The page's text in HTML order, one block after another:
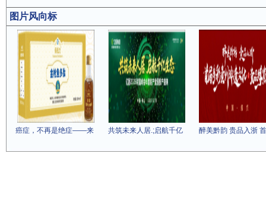
图片风向标
癌症，不再是绝症——来 共筑未来人居.;启航千亿 醉美黔韵 贵品入浙